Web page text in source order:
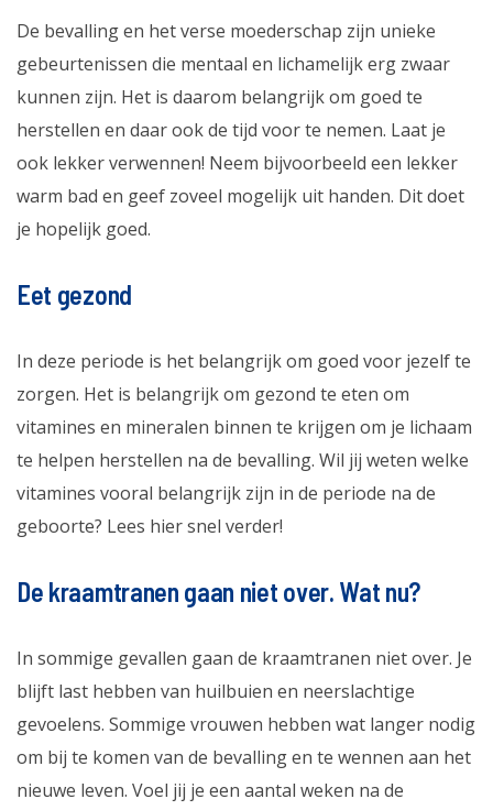
De bevalling en het verse moederschap zijn unieke
gebeurtenissen die mentaal en lichamelijk erg zwaar
kunnen zijn. Het is daarom belangrijk om goed te
herstellen en daar ook de tijd voor te nemen. Laat je
ook lekker verwennen! Neem bijvoorbeeld een lekker
warm bad en geef zoveel mogelijk uit handen. Dit doet
je hopelijk goed.
Eet gezond
In deze periode is het belangrijk om goed voor jezelf te
zorgen. Het is belangrijk om gezond te eten om
vitamines en mineralen binnen te krijgen om je lichaam
te helpen herstellen na de bevalling. Wil jij weten welke
vitamines vooral belangrijk zijn in de periode na de
geboorte? Lees hier snel verder!
De kraamtranen gaan niet over. Wat nu?
In sommige gevallen gaan de kraamtranen niet over. Je
blijft last hebben van huilbuien en neerslachtige
gevoelens. Sommige vrouwen hebben wat langer nodig
om bij te komen van de bevalling en te wennen aan het
nieuwe leven. Voel jij je een aantal weken na de